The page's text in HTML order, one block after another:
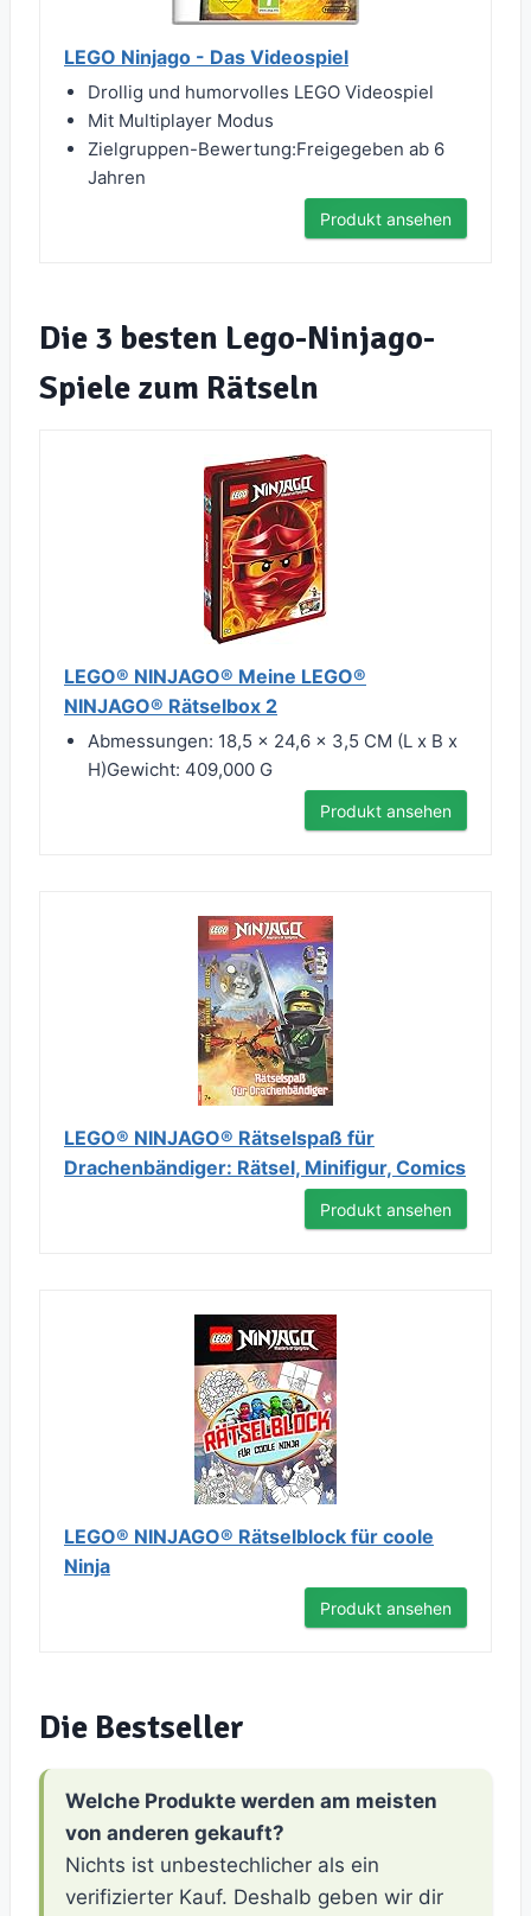
LEGO Ninjago - Das Videospiel
Drollig und humorvolles LEGO Videospiel
Mit Multiplayer Modus
Zielgruppen-Bewertung:Freigegeben ab 6
Jahren
Produkt ansehen
Die 3 besten Lego-Ninjago-
Spiele zum Rätseln
LEGO® NINJAGO® Meine LEGO®
NINJAGO® Rätselbox 2
Abmessungen: 18,5 x 24,6 x 3,5 CM (L x B x
H)Gewicht: 409,000 G
Produkt ansehen
LEGO® NINJAGO® Rätselspaß für
Drachenbändiger: Rätsel, Minifigur, Comics
Produkt ansehen
LEGO® NINJAGO® Rätselblock für coole
Ninja
Produkt ansehen
Die Bestseller
Welche Produkte werden am meisten
von anderen gekauft?
Nichts ist unbestechlicher als ein
verifizierter Kauf. Deshalb geben wir dir